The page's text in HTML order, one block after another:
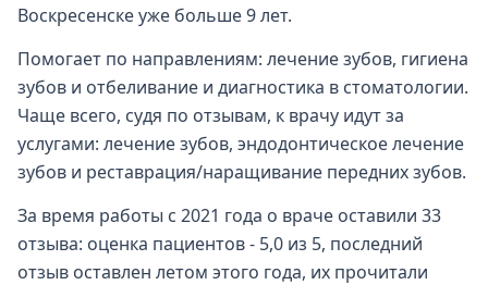
Воскресенске уже больше 9 лет.
Помогает по направлениям: лечение зубов, гигиена
зубов и отбеливание и диагностика в стоматологии.
Чаще всего, судя по отзывам, к врачу идут за
услугами: лечение зубов, эндодонтическое лечение
зубов и реставрация/наращивание передних зубов.
За время работы с 2021 года о враче оставили 33
отзыва: оценка пациентов - 5,0 из 5, последний
отзыв оставлен летом этого года, их прочитали